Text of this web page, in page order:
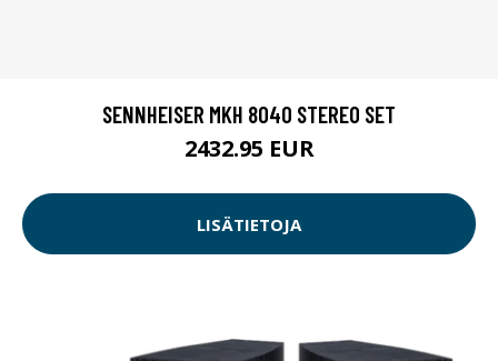
SENNHEISER MKH 8040 STEREO SET
2432.95 EUR
LISÄTIETOJA